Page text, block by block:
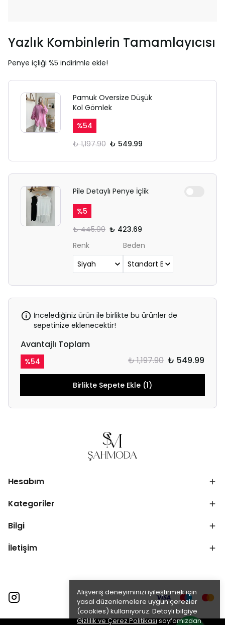
Alışveriş deneyiminizi iyileştirmek için
yasal düzenlemelere uygun çerezler
(cookies) kullanıyoruz. Detaylı bilgiye
Gizlilik ve Çerez Politikasısayfamızdan
Yazlık Kombinlerin Tamamlayıcısı
Penye içliği %5 indirimle ekle!
Pamuk Oversize Düşük
Kol Gömlek
%54
₺ 1,197.90 ₺ 549.99
Pile Detaylı Penye İçlik
%5
₺ 445.99 ₺ 423.69
Renk
Beden
İncelediğiniz ürün ile birlikte bu ürünler de
sepetinize eklenecektir!
Avantajlı Toplam
%54 ₺ 1,197.90 ₺ 549.99
Birlikte Sepete Ekle (1)
Hesabım
Kategoriler
Bilgi
İletişim